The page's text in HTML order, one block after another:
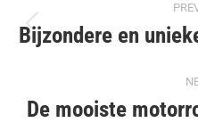
navigation
Bijzondere en
De mooiste